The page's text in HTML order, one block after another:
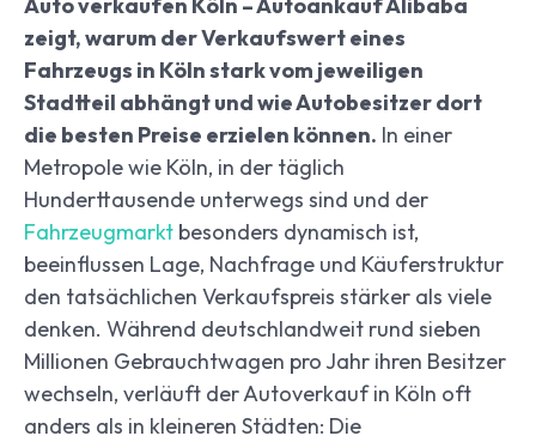
Auto verkaufen Köln – Autoankauf Alibaba
zeigt, warum der Verkaufswert eines
Fahrzeugs in Köln stark vom jeweiligen
Stadtteil abhängt und wie Autobesitzer dort
die besten Preise erzielen können. In einer
Metropole wie Köln, in der täglich
Hunderttausende unterwegs sind und der
Fahrzeugmarkt besonders dynamisch ist,
beeinflussen Lage, Nachfrage und Käuferstruktur
den tatsächlichen Verkaufspreis stärker als viele
denken. Während deutschlandweit rund sieben
Millionen Gebrauchtwagen pro Jahr ihren Besitzer
wechseln, verläuft der Autoverkauf in Köln oft
anders als in kleineren Städten: Die